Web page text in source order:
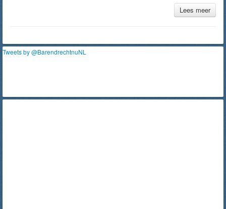
Lees meer
Tweets by @BarendrechtnuNL